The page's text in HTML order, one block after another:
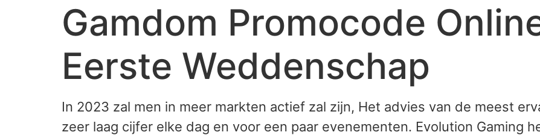
Gamdom Promocode
Eerste Weddenschap
In 2023 zal men in meer markten actief zal zijn, Het advies van de meest
zeer laag cijfer elke dag en voor een paar evenementen. Evolution Gaming